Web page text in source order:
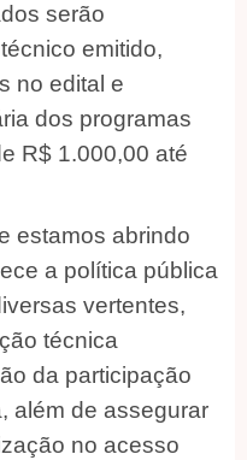
serão
emitido,
no edital e
dos programas
R$ 1.000,00 até
estamos abrindo
a política pública
vertentes,
técnica
da participação
além de assegurar
no acesso